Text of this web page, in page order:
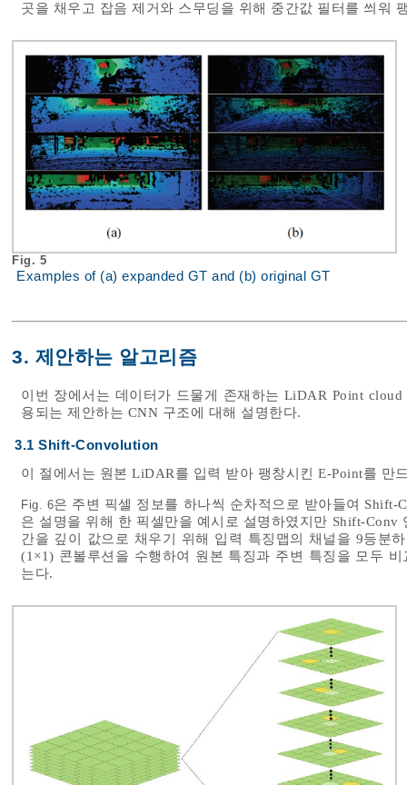
곳을 채우고 잡음 제거와 스무딩을 위해 중간값 필터를 씌워
Fig. 5
Examples of (a) expanded GT and (b) original GT
3. 제안하는 알고리즘
이번 장에서는 데이터가 드물게 존재하는 LiDAR Point
용되는 제안하는 CNN 구조에 대해 설명한다.
3.1 Shift-Convolution
이 절에서는 원본 LiDAR를 입력 받아 팽창시킨 E-Point를 만
Fig. 6은 주변 픽셀 정보를 하나씩 순차적으로 받아들여
은 설명을 위해 한 픽셀만을 예시로 설명하였지만 Shift-
간을 깊이 값으로 채우기 위해 입력 특징맵의 채널을 9등분
(1×1) 콘볼루션을 수행하여 원본 특징과 주변 특징을 모두
는다.